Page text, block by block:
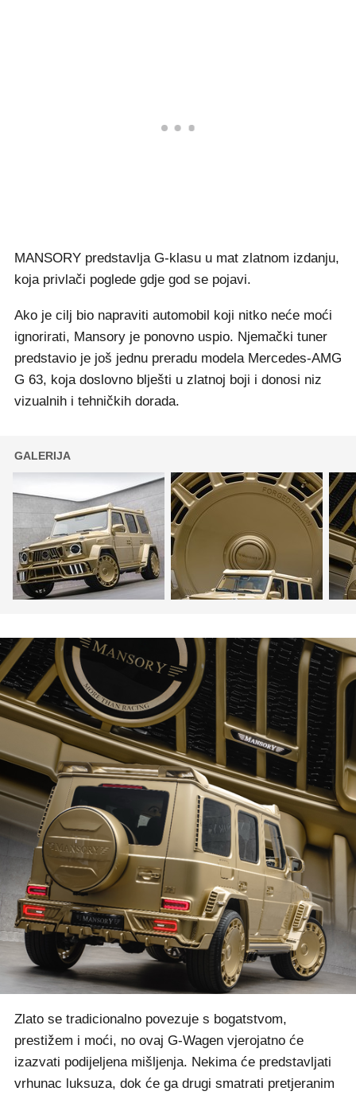
MANSORY predstavlja G-klasu u mat zlatnom izdanju,
koja privlači poglede gdje god se pojavi.
Ako je cilj bio napraviti automobil koji nitko neće moći
ignorirati, Mansory je ponovno uspio. Njemački tuner
predstavio je još jednu preradu modela Mercedes-AMG
G 63, koja doslovno blješti u zlatnoj boji i donosi niz
vizualnih i tehničkih dorada.
GALERIJA
Zlato se tradicionalno povezuje s bogatstvom,
prestižem i moći, no ovaj G-Wagen vjerojatno će
izazvati podijeljena mišljenja. Nekima će predstavljati
vrhunac luksuza, dok će ga drugi smatrati pretjeranim